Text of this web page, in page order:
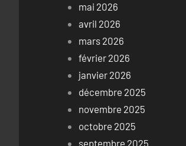
mai 2026
avril 2026
mars 2026
février 2026
janvier 2026
décembre 2025
novembre 2025
octobre 2025
septembre 2025